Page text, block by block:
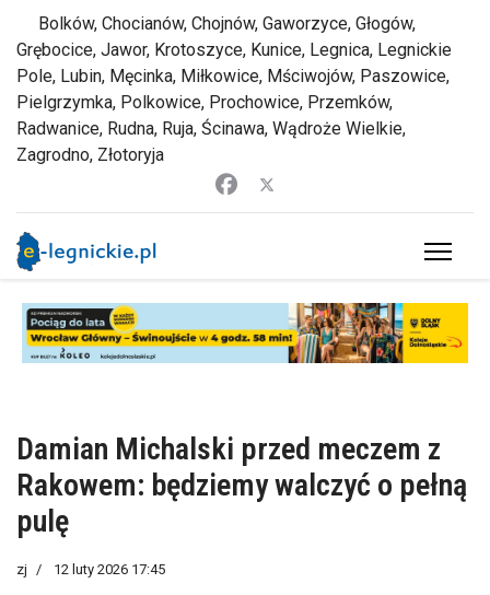
Bolków, Chocianów, Chojnów, Gaworzyce, Głogów,
Grębocice, Jawor, Krotoszyce, Kunice, Legnica, Legnickie
Pole, Lubin, Męcinka, Miłkowice, Mściwojów, Paszowice,
Pielgrzymka, Polkowice, Prochowice, Przemków,
Radwanice, Rudna, Ruja, Ścinawa, Wądroże Wielkie,
Zagrodno, Złotoryja
Damian Michalski przed meczem z
Rakowem: będziemy walczyć o pełną
pulę
zj 12 luty 2026 17:45